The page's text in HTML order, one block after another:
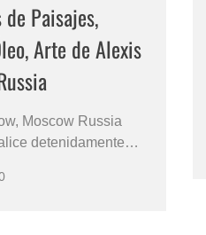
Paisajes,
Arte de Alexis
Moscow Russia
detenidamente,
de